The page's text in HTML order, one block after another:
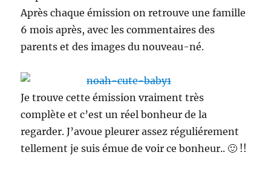
Après chaque émission on retrouve une famille
6 mois après, avec les commentaires des
parents et des images du nouveau-né.
Je trouve cette émission vraiment très
complète et c’est un réel bonheur de la
regarder. J’avoue pleurer assez réguliérement
tellement je suis émue de voir ce bonheur.. 🙂 !!